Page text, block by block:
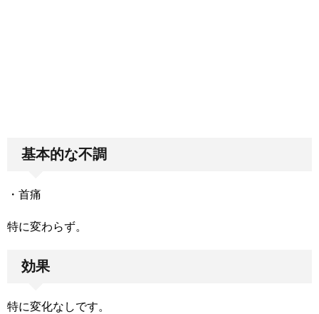
基本的な不調
・首痛
特に変わらず。
効果
特に変化なしです。